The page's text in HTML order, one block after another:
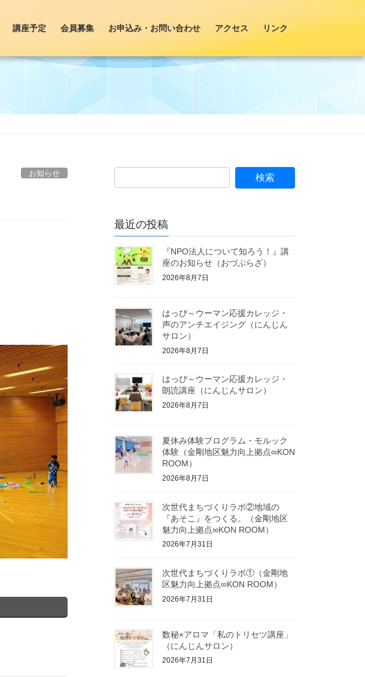
講座予定 会員募集 お申込み・お問い合わせ アクセス リンク
お知らせ
最近の投稿
『NPO法人について知ろう！』講
座のお知らせ（おづぷらざ）
2026年8月7日
はっぴ～ウーマン応援カレッジ・
声のアンチエイジング（にんじん
サロン）
2026年8月7日
はっぴ～ウーマン応援カレッジ・
朗読講座（にんじんサロン）
2026年8月7日
夏休み体験プログラム・モルック
体験（金剛地区魅力向上拠点∞KON
ROOM）
2026年8月7日
次世代まちづくりラボ②地域の
『あそこ』をつくる。（金剛地区
魅力向上拠点∞KON ROOM）
2026年7月31日
次世代まちづくりラボ①（金剛地
区魅力向上拠点∞KON ROOM）
2026年7月31日
数秘×アロマ「私のトリセツ講座」
（にんじんサロン）
2026年7月31日